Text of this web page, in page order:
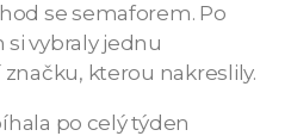
se semaforem. Po
vybraly jednu
kterou nakreslily.
po celý týden